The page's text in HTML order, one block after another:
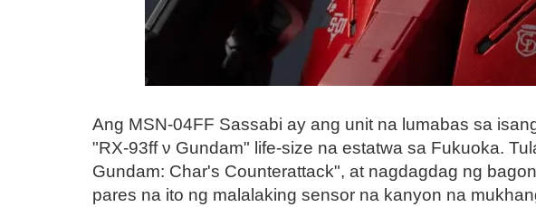
Ang MSN-04FF Sassabi ay ang unit na lumabas sa
"RX-93ff ν Gundam" life-size na estatwa sa Fukuoka.
Gundam: Char's Counterattack", at nagdagdag ng
pares na ito ng malalaking sensor na kanyon na